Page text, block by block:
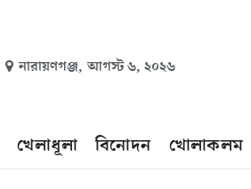
নারায়ণগঞ্জ, আগস্ট ৬, ২০২৬
খেলাধূলা বিনোদন খোলাকলম